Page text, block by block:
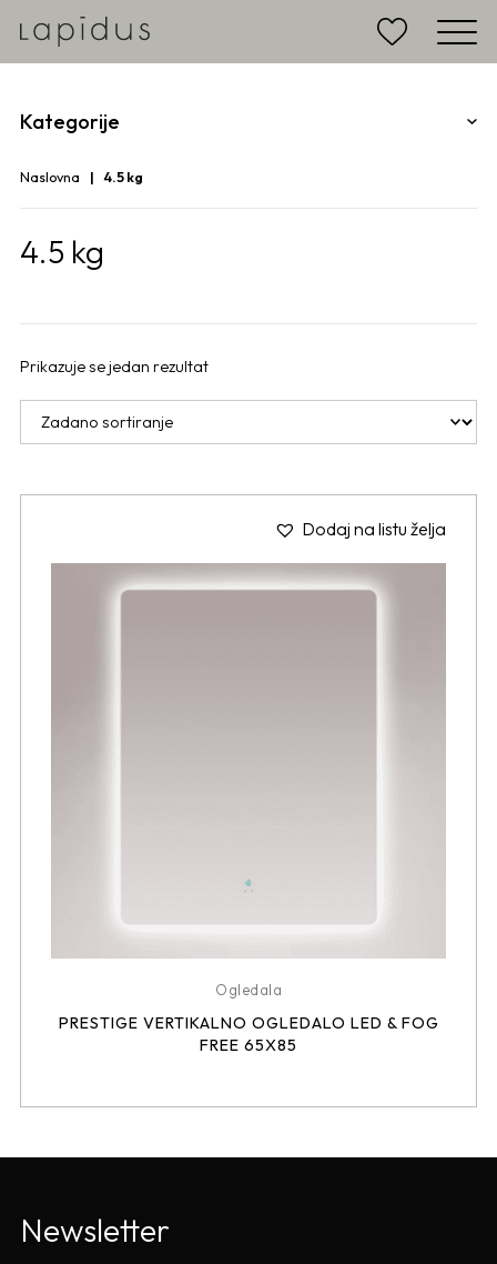
Kategorije
Naslovna 4.5 kg
4.5 kg
Prikazuje se jedan rezultat
Dodaj na listu želja
Ogledala
PRESTIGE VERTIKALNO OGLEDALO LED & FOG
FREE 65X85
Newsletter